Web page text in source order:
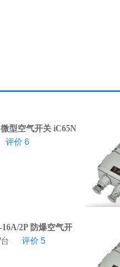
型空气开关 iC65N
评价 6
2P 防爆空气开
评价 5